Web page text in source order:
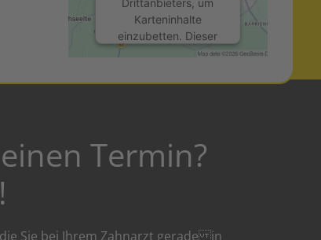
Karteninhalte
einzubetten. Dieser
Service kann Daten
sammeln. Bitte lesen
Service zu, um diese
Karte anzuzeigen.
Termin?
Sie bei Ihrem Zahnarzt gerade in